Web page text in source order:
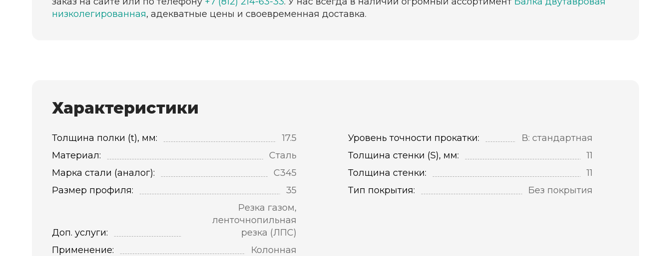
низколегированная, адекватные цены и своевременная доставка.
Характеристики
Толщина полки (t), мм:
17.5
Материал:
Сталь
Марка стали (аналог):
С345
Размер профиля:
35
Доп. услуги:
Резка газом,
ленточнопильная
резка (ЛПС)
Применение:
Колонная
Уровень точности прокатки:
В: стандартная
Толщина стенки (S), мм:
11
Толщина стенки:
11
Тип покрытия:
Без покрытия